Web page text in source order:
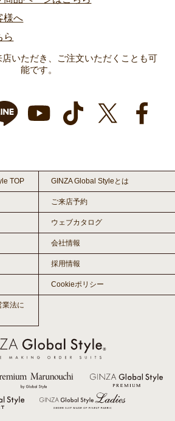
いただき、ご注文いただくことも可
能です。
TOP GINZA Global Styleとは
ご来店予約
ウェブカタログ
会社情報
採用情報
Cookieポリシー
業法に